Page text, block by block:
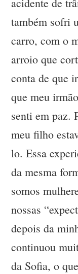
acidente de
também sofri
carro, com o
arroio que
conta de que
que meu
senti em paz.
meu filho
lo. Essa
da mesma
somos
nossas
depois da
continuou
da Sofia, o